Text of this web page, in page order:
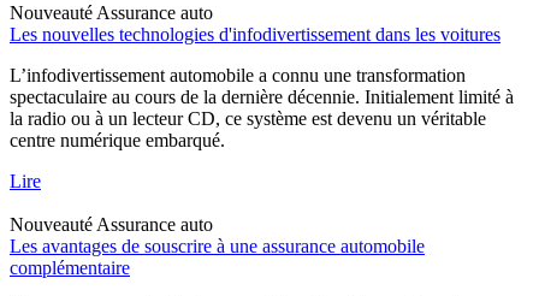
Nouveauté Assurance auto
Les nouvelles technologies d'infodivertissement dans les voitures
L’infodivertissement automobile a connu une transformation
spectaculaire au cours de la dernière décennie. Initialement limité à
la radio ou à un lecteur CD, ce système est devenu un véritable
centre numérique embarqué.
Lire
Nouveauté Assurance auto
Les avantages de souscrire à une assurance automobile
complémentaire